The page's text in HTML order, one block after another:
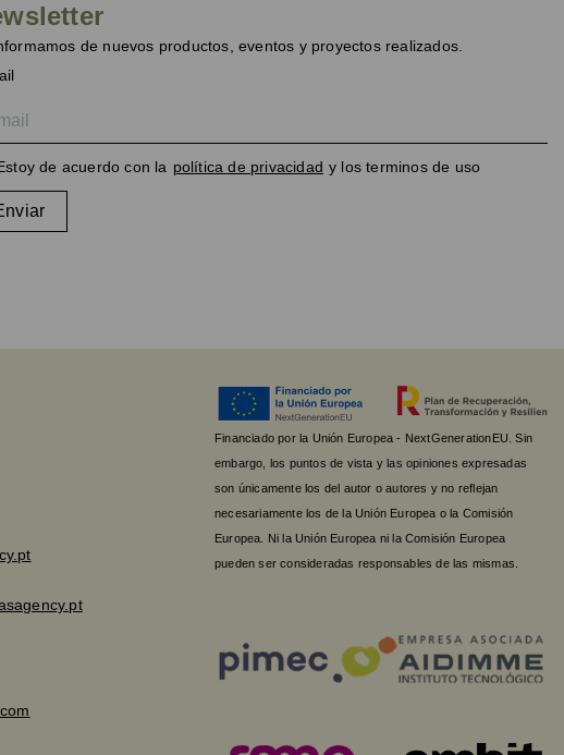
de nuevos productos, eventos y proyectos realizados.
de acuerdo con la política de privacidad y los terminos de uso
Financiado por la Unión Europea - NextGenerationEU. Sin
embargo, los puntos de vista y las opiniones expresadas
son únicamente los del autor o autores y no reflejan
necesariamente los de la Unión Europea o la Comisión
Europea. Ni la Unión Europea ni la Comisión Europea
pueden ser consideradas responsables de las mismas.